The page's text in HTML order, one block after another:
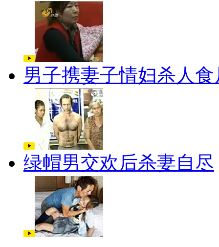
男子携妻子情妇杀人食
绿帽男交欢后杀妻自尽